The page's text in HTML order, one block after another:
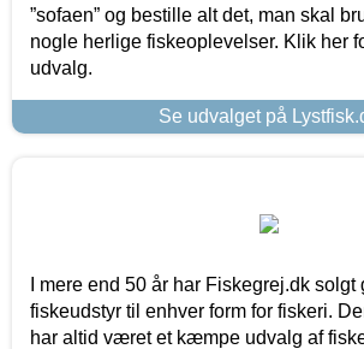
”sofaen” og bestille alt det, man skal
nogle herlige fiskeoplevelser. Klik her
udvalg.
Se udvalget på
I mere end 50 år har Fiskegrej.dk
fiskeudstyr til enhver form for fiskeri.
har altid været et kæmpe udvalg af